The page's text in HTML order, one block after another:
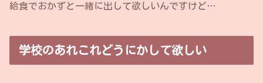
給食でおかずと一緒に出して欲しいんですけど…
学校のあれこれどうにかして欲しい